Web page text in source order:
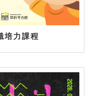
培力課程